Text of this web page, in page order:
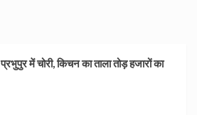
में चोरी, किचन का ताला तोड़ हजारों का